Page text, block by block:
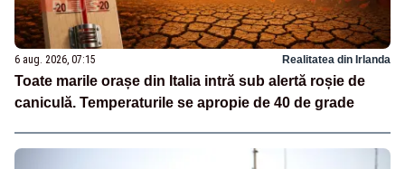
6 aug. 2026, 07:15 Realitatea din Irlanda
Toate marile orașe din Italia intră sub alertă roșie de
caniculă. Temperaturile se apropie de 40 de grade